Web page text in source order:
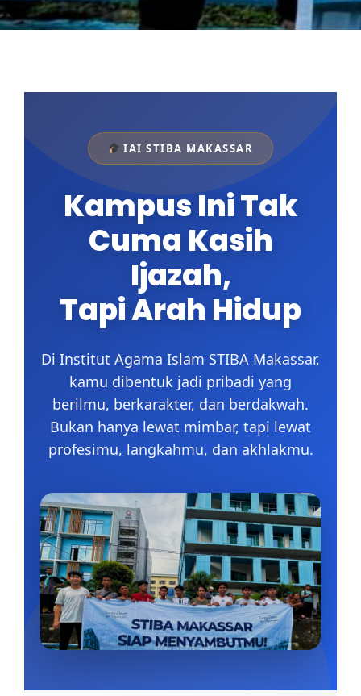
IAI STIBA MAKASSAR
Kampus Ini Tak
Cuma Kasih
Ijazah,
Tapi Arah Hidup
Di Institut Agama Islam STIBA Makassar,
kamu dibentuk jadi pribadi yang
berilmu, berkarakter, dan berdakwah.
Bukan hanya lewat mimbar, tapi lewat
profesimu, langkahmu, dan akhlakmu.